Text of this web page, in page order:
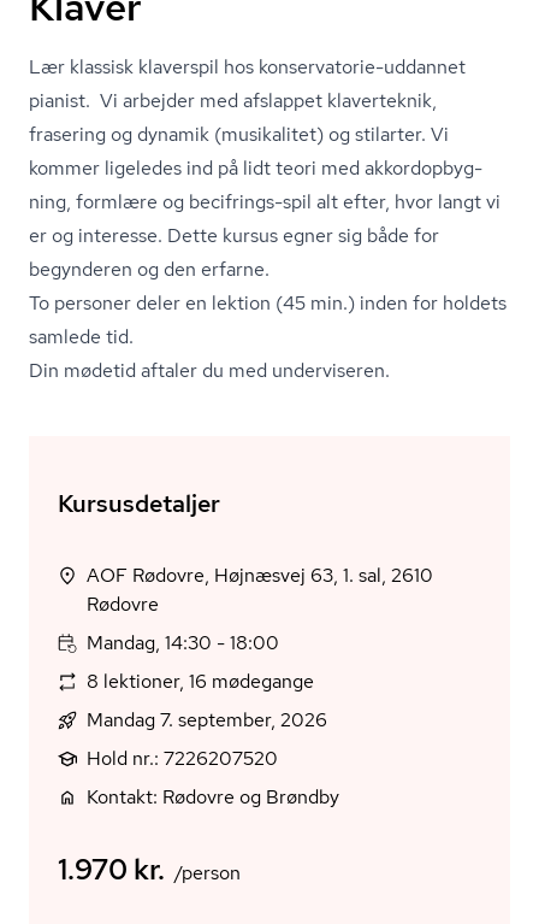
Lær klassisk klaverspil hos konservatorie-uddannet
pianist. Vi arbejder med afslappet klaverteknik,
frasering og dynamik (musikalitet) og stilarter. Vi
kommer ligeledes ind på lidt teori med ak­kordop­byg­
ning, formlære og becifrings-spil alt efter, hvor langt vi
er og interesse. Dette kursus egner sig både for
begynderen og den erfarne.
To personer deler en lektion (45 min.) inden for holdets
samlede tid.
Din mødetid aftaler du med underviseren.
Kursusdetaljer
AOF Rødovre, Højnæsvej 63, 1. sal, 2610
Rødovre
Mandag, 14:30 - 18:00
8 lektioner, 16 mødegange
Mandag 7. september, 2026
Hold nr.: 7226207520
Kontakt: Rødovre og Brøndby
1.970 kr. /person